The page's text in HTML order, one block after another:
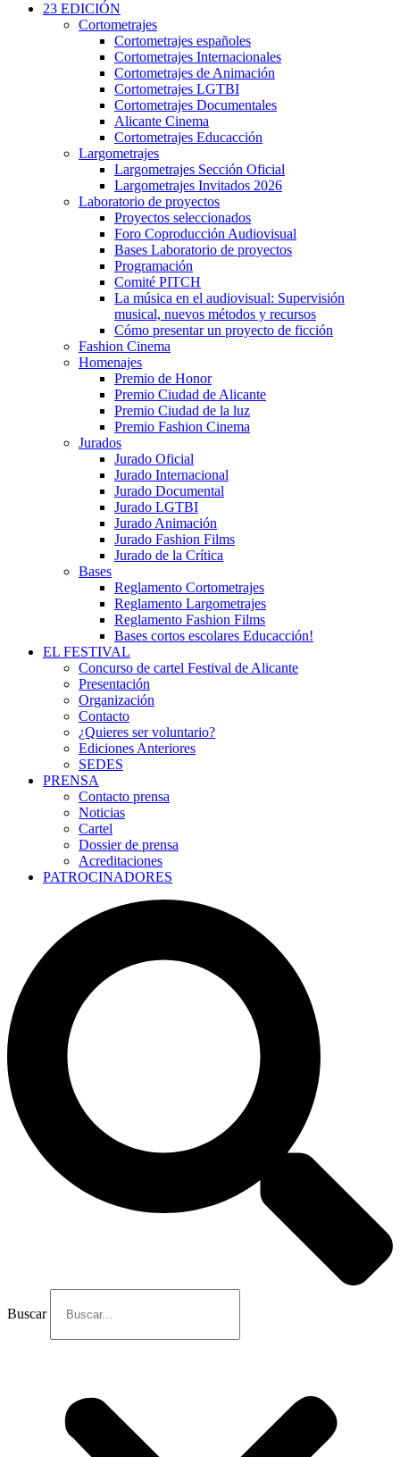
23 EDICIÓN
Cortometrajes
Cortometrajes españoles
Cortometrajes Internacionales
Cortometrajes de Animación
Cortometrajes LGTBI
Cortometrajes Documentales
Alicante Cinema
Cortometrajes Educacción
Largometrajes
Largometrajes Sección Oficial
Largometrajes Invitados 2026
Laboratorio de proyectos
Proyectos seleccionados
Foro Coproducción Audiovisual
Bases Laboratorio de proyectos
Programación
Comité PITCH
La música en el audiovisual: Supervisión
musical, nuevos métodos y recursos
Cómo presentar un proyecto de ficción
Fashion Cinema
Homenajes
Premio de Honor
Premio Ciudad de Alicante
Premio Ciudad de la luz
Premio Fashion Cinema
Jurados
Jurado Oficial
Jurado Internacional
Jurado Documental
Jurado LGTBI
Jurado Animación
Jurado Fashion Films
Jurado de la Crítica
Bases
Reglamento Cortometrajes
Reglamento Largometrajes
Reglamento Fashion Films
Bases cortos escolares Educacción!
EL FESTIVAL
Concurso de cartel Festival de Alicante
Presentación
Organización
Contacto
¿Quieres ser voluntario?
Ediciones Anteriores
SEDES
PRENSA
Contacto prensa
Noticias
Cartel
Dossier de prensa
Acreditaciones
PATROCINADORES
Buscar